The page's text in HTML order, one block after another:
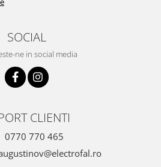
SOCIAL
ne in social media
CLIENTI
0770 770 465